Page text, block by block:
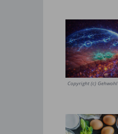
Copyright (c) Gehwohl